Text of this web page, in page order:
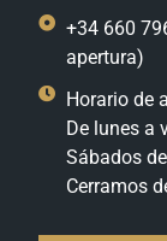
+34 660
apertura)
Horario de
De lunes a
Sábados
Cerramos